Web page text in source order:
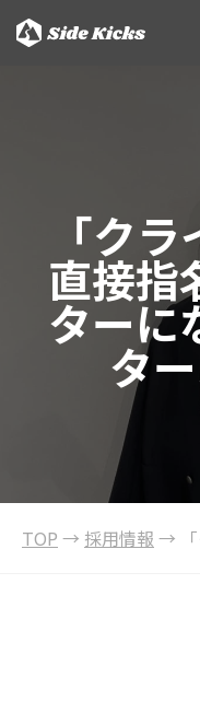
「ク
直接指
ターに
タ
TOP → 採用情報 →